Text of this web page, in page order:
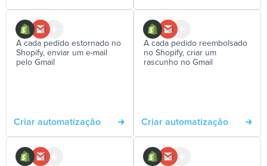
A cada pedido estornado no
Shopify, enviar um e-mail
pelo Gmail
Criar automatização
A cada pedido reembolsado
no Shopify, criar um
rascunho no Gmail
Criar automatização